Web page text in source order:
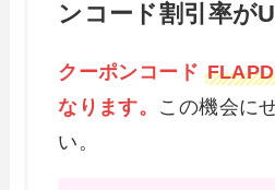
ンコード割引率が
クーポンコード
なります。 この機会に
い。